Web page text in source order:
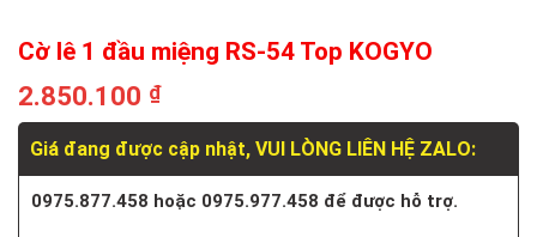
Cờ lê 1 đầu miệng RS-54 Top KOGYO
2.850.100 ₫
Giá đang được cập nhật, VUI LÒNG LIÊN HỆ ZALO:
0975.877.458 hoặc 0975.977.458 để được hỗ trợ.